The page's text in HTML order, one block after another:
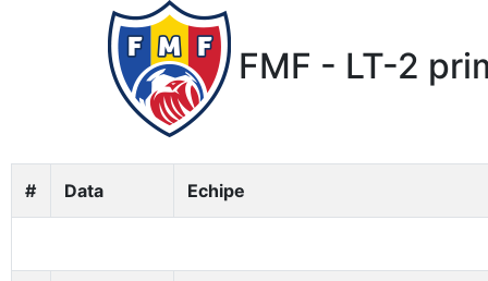
FMF - LT-2
# Data Echipe